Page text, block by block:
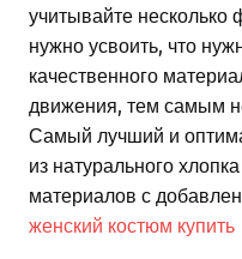
учитывайте несколько
нужно усвоить, что
качественного
движения, тем самым
Самый лучший и
из натурального
материалов с
женский костюм купить